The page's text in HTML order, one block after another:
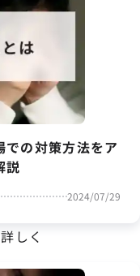
の対策方法をア
説
2024/07/29
しく